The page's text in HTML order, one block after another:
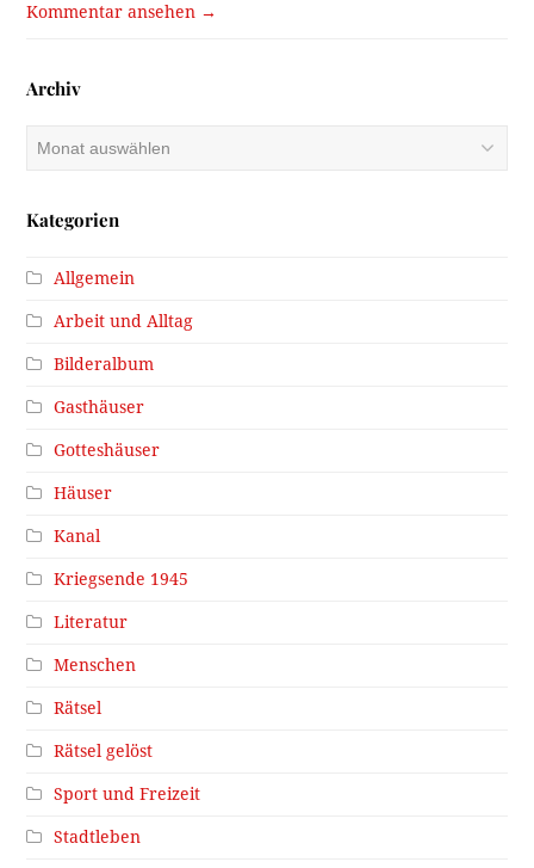
Kommentar ansehen →
Archiv
Kategorien
Allgemein
Arbeit und Alltag
Bilderalbum
Gasthäuser
Gotteshäuser
Häuser
Kanal
Kriegsende 1945
Literatur
Menschen
Rätsel
Rätsel gelöst
Sport und Freizeit
Stadtleben